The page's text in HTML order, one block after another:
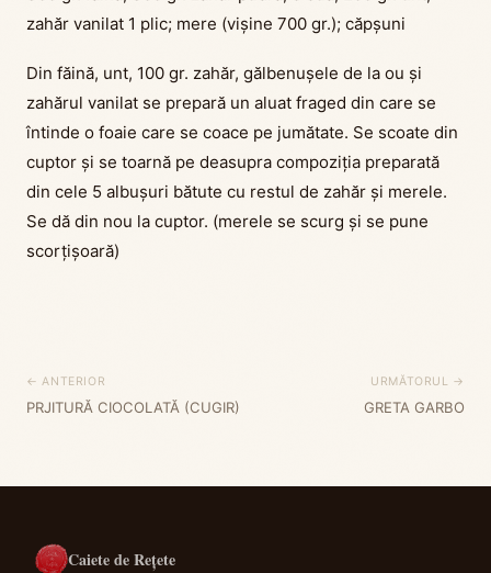
zahăr vanilat 1 plic; mere (vișine 700 gr.); căpșuni
Din făină, unt, 100 gr. zahăr, gălbenușele de la ou și
zahărul vanilat se prepară un aluat fraged din care se
întinde o foaie care se coace pe jumătate. Se scoate din
cuptor și se toarnă pe deasupra compoziția preparată
din cele 5 albușuri bătute cu restul de zahăr și merele.
Se dă din nou la cuptor. (merele se scurg și se pune
scorțișoară)
← ANTERIOR
PRJITURĂ CIOCOLATĂ (CUGIR)
URMĂTORUL →
GRETA GARBO
Caiete de Rețete